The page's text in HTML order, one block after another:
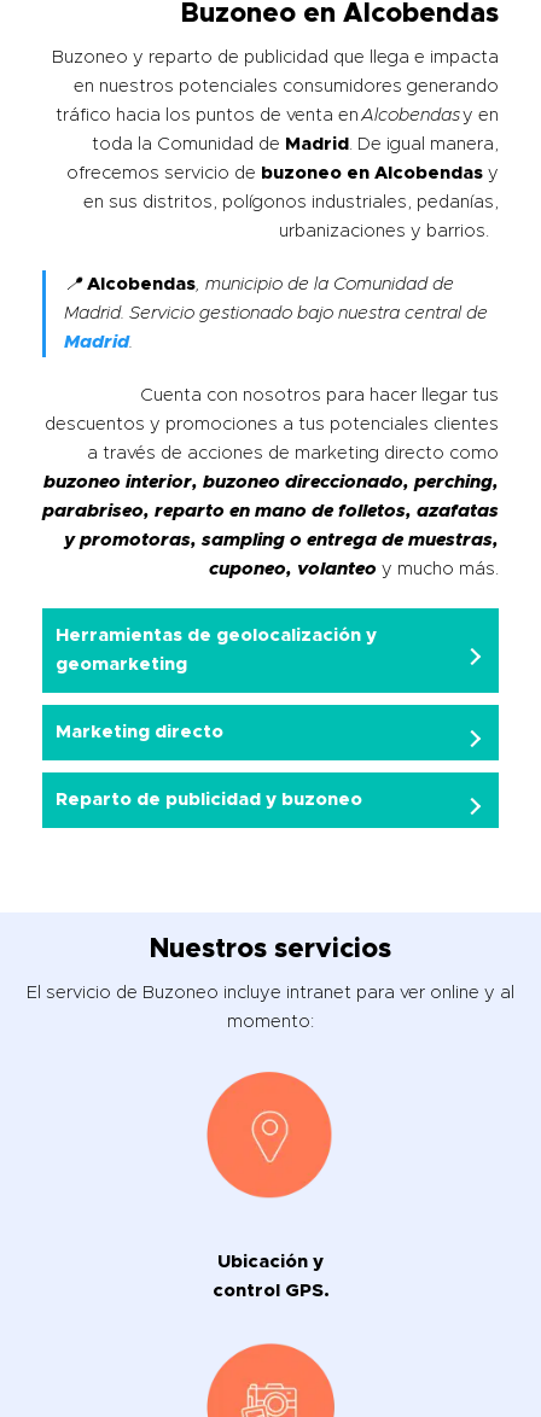
Buzoneo en Alcobendas
Buzoneo y reparto de publicidad que llega e impacta
en nuestros potenciales consumidores generando
tráfico hacia los puntos de venta en Alcobendasy en
toda la Comunidad de Madrid
. De igual manera,
ofrecemos servicio de buzoneo en Alcobendas y
en sus distritos, polígonos industriales, pedanías,
urbanizaciones y barrios.
📍 Alcobendas , municipio de la Comunidad de
Madrid. Servicio gestionado bajo nuestra central de
Madrid.
Cuenta con nosotros para hacer llegar tus
descuentos y promociones a tus potenciales clientes
a través de acciones de marketing directo como
buzoneo interior, buzoneo direccionado, perching,
parabriseo, reparto en mano de folletos, azafatas
y promotoras, sampling o entrega de muestras,
cuponeo, volanteo y mucho más.
Herramientas de geolocalización y
geomarketing
Marketing directo
Reparto de publicidad y buzoneo
Nuestros servicios
El servicio de Buzoneo incluye intranet para ver online y al
momento:
Ubicación y
control GPS.